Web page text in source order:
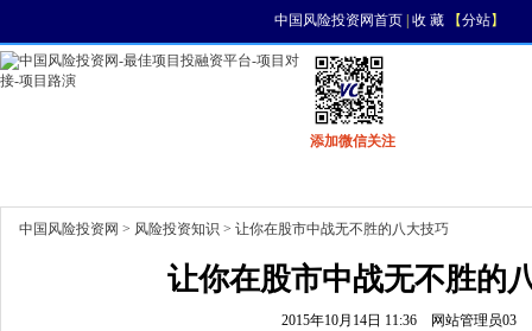
中国风险投资网首页| 收 藏【分站】
添加微信关注
中国风险投资网 > 风险投资知识 > 让你在股市中战无不胜的八大技巧
让你在股市中战无不胜的
2015年10月14日 11:36 网站管理员03